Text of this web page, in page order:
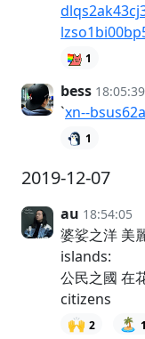
1
bess 18:05:39
`xn--
1
2019-12-07
au 18:54:05
婆娑之洋 美
islands:
公民之國 在
citizens
🙌 2 🏝️ 1